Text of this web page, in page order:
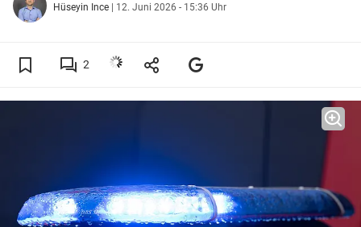
Hüseyin Ince | 12. Juni 2026 - 15:36 Uhr
2